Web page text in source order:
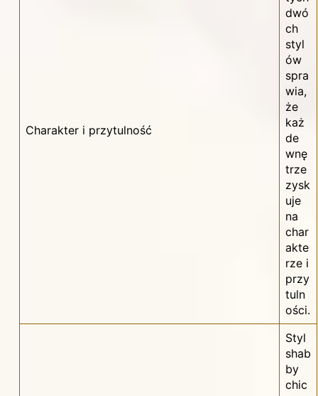
Charakter i przytulność
dwó
ch
styl
ów
spra
wia,
że
każ
de
wnę
trze
zysk
uje
na
char
akte
rze i
przy
tuln
ości.
Styl
shab
by
chic